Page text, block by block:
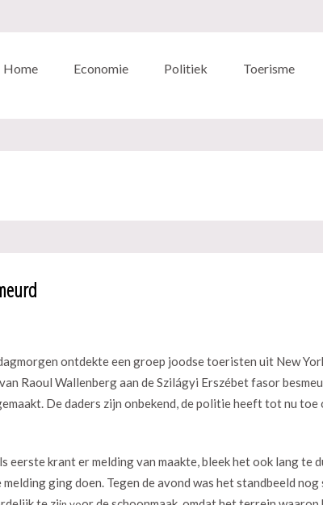
Home Economie Politiek Toerisme
ontdekte een groep joodse toeristen uit New
Raoul Wallenberg aan de Szilágyi Erszébet fasor
De daders zijn onbekend, de politie heeft tot nu toe
eerste krant er melding van maakte, bleek het ook lang te
ging doen. Tegen de avond was het standbeeld